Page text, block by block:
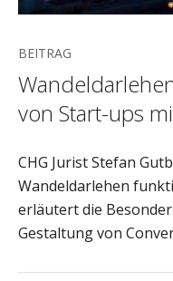
BEITRAG
von Start-ups
CHG Jurist Stefan
Wandeldarlehen
erläutert die
Gestaltung von